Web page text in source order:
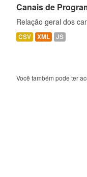
Canais de
Relação geral dos
CSV XML JS
Você também pode ter